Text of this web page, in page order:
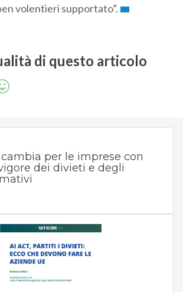
volentieri supportato”.
di questo articolo
cambia per le imprese con
dei divieti e degli